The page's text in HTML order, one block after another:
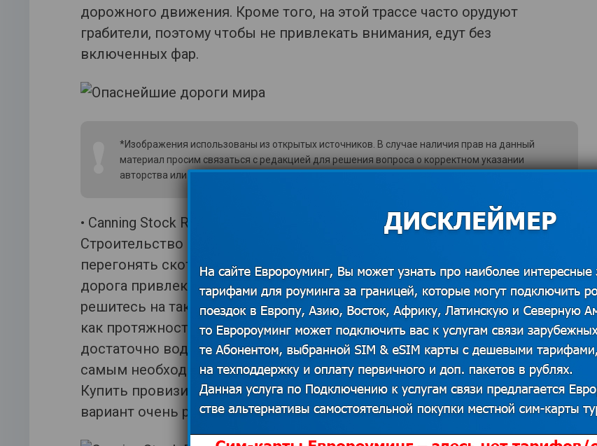
дорожного движения. Кроме того, на этой трассе часто орудуют
грабители, поэтому чтобы не привлекать внимания, едут без
включенных фар.
*Изображения использованы из открытых источников. В случае наличия прав на данный
материал просим связаться с редакцией для решения вопроса о корректном указании
авторства или удаления изображения.Показать контакты
• Canning Stock Route – самая большая безлюдная дорога в Австралии.
Строительство начали ещё в начале 20 столетия (в 1906) для того, чтобы
перегонять скот. На возведение ушло 4-ри года. На данный момент
дорога привлекает только туристов, больше никто по ней не ездит. Если
решитесь на такое путешествие (это может занять до 3-х недель), так
как протяжность трассы – 1850 километров, возьмите с собой
достаточно воды и провизии, кроме того, не помешает и аптечка с
самым необходимым. Ведь круглосуточных магазинов здесь нет.
Купить провизию можно только у местных аборигенов, но на этот
вариант очень рассчитывать не стоит.